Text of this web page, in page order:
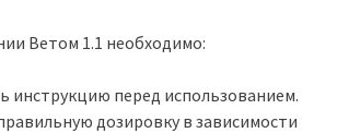
Ветом 1.1 необходимо:
инструкцию перед использованием.
дозировку в зависимости